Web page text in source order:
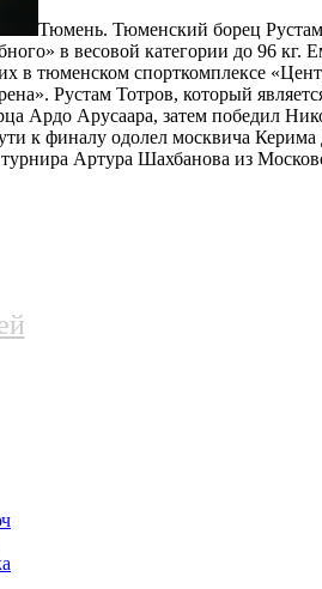
Тюмень. Тюменский борец
в весовой категории до 96
в тюменском спорткомплексе
Рустам Тотров, который
Ардо Арусаара, затем победил
к финалу одолел москвича
Артура Шахбанова из